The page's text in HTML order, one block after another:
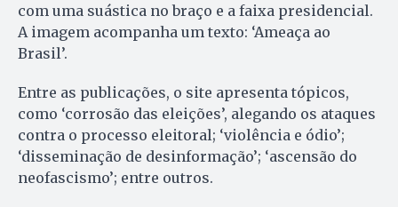
com uma suástica no braço e a faixa presidencial.
A imagem acompanha um texto: ‘Ameaça ao
Brasil’.
Entre as publicações, o site apresenta tópicos,
como ‘corrosão das eleições’, alegando os ataques
contra o processo eleitoral; ‘violência e ódio’;
‘disseminação de desinformação’; ‘ascensão do
neofascismo’; entre outros.